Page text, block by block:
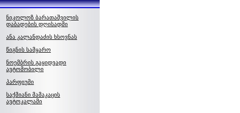
ნიკოლოზ ბარათაშვილის
დაბადების დღისადმი
ანა კალანდაძის ხსოვნას
წიგნის სამყარო
ნოემბრის გაყიდვადი
ავტომობილი
პარფიუმი
საქმიანი მამაკაცის
ავტოკალამი